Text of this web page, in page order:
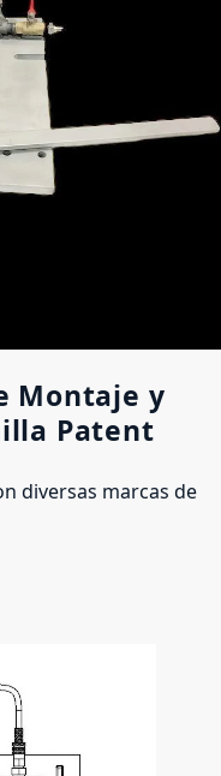
Montaje y
Patent
diversas marcas de